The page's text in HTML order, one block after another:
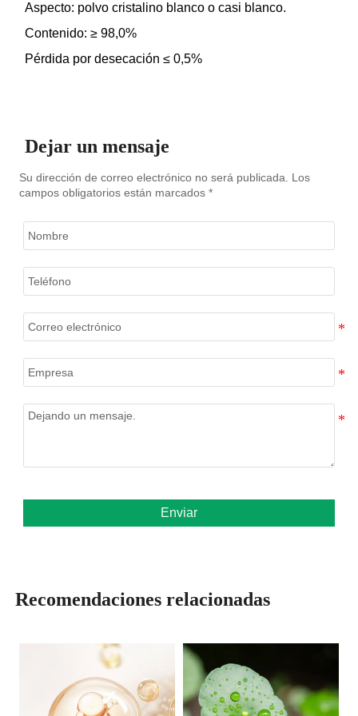
Aspecto: polvo cristalino blanco o casi blanco.
Contenido: ≥ 98,0%
Pérdida por desecación ≤ 0,5%
Dejar un mensaje
Su dirección de correo electrónico no será publicada. Los
campos obligatorios están marcados *
Enviar
Recomendaciones relacionadas